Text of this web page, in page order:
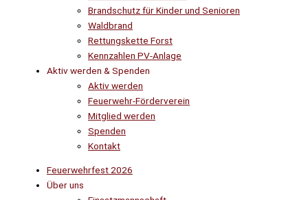
Brandschutz für Kinder und Senioren
Waldbrand
Rettungskette Forst
Kennzahlen PV-Anlage
Aktiv werden & Spenden
Aktiv werden
Feuerwehr-Förderverein
Mitglied werden
Spenden
Kontakt
Feuerwehrfest 2026
Über uns